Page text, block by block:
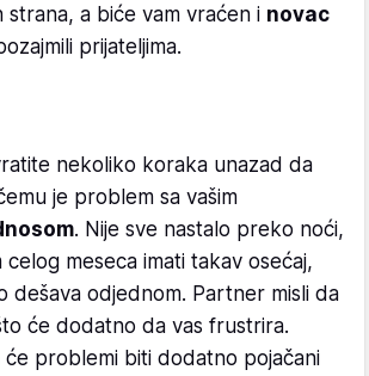
strana, a biće vam vraćen i novac
prijateljima.
nekoliko koraka unazad da
je problem sa vašim
. Nije sve nastalo preko noći,
meseca imati takav osećaj,
dešava odjednom. Partner misli da
će dodatno da vas frustrira.
će problemi biti dodatno pojačani